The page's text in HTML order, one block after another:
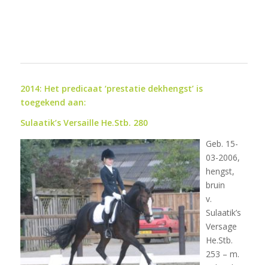
2014: Het predicaat ‘prestatie dekhengst’ is
toegekend aan:
Sulaatik’s Versaille He.Stb. 280
Geb. 15-
03-2006,
hengst,
bruin
v.
Sulaatik’s
Versage
He.Stb.
253 – m.